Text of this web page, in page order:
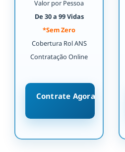
Valor por Pessoa
De 30 a 99 Vidas
*Sem Zero
Cobertura Rol ANS
Contratação Online
Contrate Agora